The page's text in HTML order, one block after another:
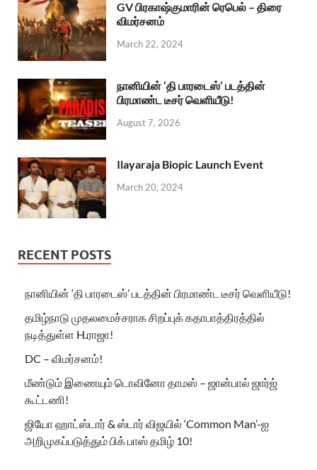
GV பிரகாஷ்குமாரின் ரெபெல் – திரை
விமர்சனம்
March 22, 2024
நானியின் ‘தி பாரடைஸ்’ படத்தின்
பிரமாண்ட டீசர் வெளியீடு!
August 7, 2026
Ilayaraja Biopic Launch Event
March 20, 2024
RECENT POSTS
நானியின் ‘தி பாரடைஸ்’ படத்தின் பிரமாண்ட டீசர் வெளியீடு!
தமிழ்நாடு முதலமைச்சராக சிறப்புக் கதாபாத்திரத்தில்
நடித்துள்ள H.ராஜா!
DC – விமர்சனம்!
மீண்டும் இணையும் டொவினோ தாமஸ் – ஜான்பால் ஜார்ஜ்
கூட்டணி!
ஜியோ ஹாட்ஸ்டார் & ஸ்டார் விஜயில் ‘Common Man’-ஐ
அறிமுகப்படுத்தும் பிக் பாஸ் தமிழ் 10!